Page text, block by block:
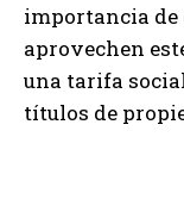
importancia de
aprovechen
una tarifa
títulos de